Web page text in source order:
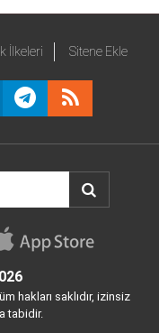
İlkeleri Sitene Ekle
hakları saklıdır, izinsiz
tabidir.